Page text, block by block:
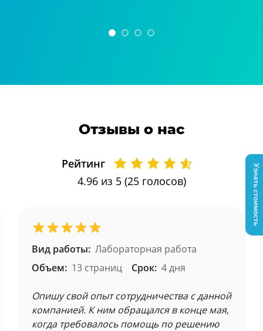
Отзывы о нас
Рейтинг
4.96из 5 (25 голосов)
Вид работы: Лабораторная работа
Объем: 13 страниц Срок: 4 дня
Опишу свой опыт сотрудничества с данной
компанией. К ним обращался в конце мая,
когда требовалось помощь по решению
Узнать стоимость